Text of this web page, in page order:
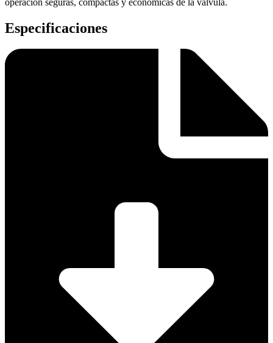
operación seguras, compactas y económicas de la válvula.
Especificaciones